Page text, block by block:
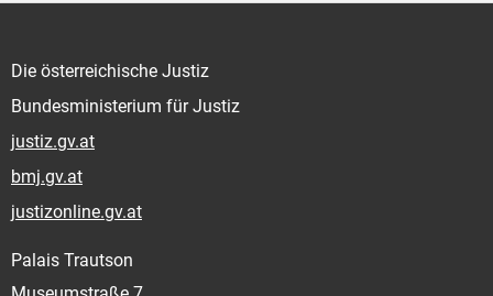
Die österreichische Justiz
Bundesministerium für Justiz
justiz.gv.at
bmj.gv.at
justizonline.gv.at
Palais Trautson